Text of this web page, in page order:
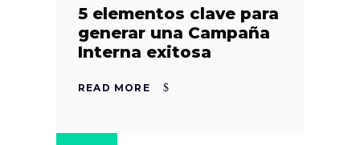
5 elementos clave para
generar una Campaña
Interna exitosa
READ MORE